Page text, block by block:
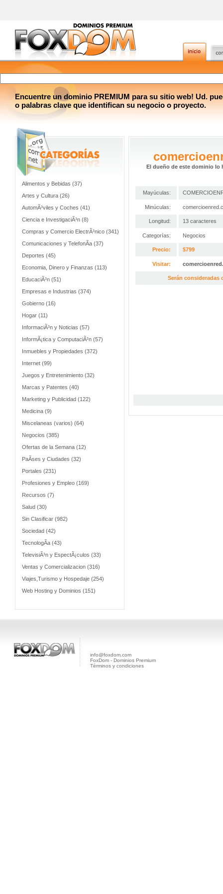
Encuentre un dominio PREMIUM para su sitio web! Ud.
o palabras clave que identifican su negocio o proyecto.
Alimentos y Bebidas (37)
Artes y Cultura (26)
AutomÃ³viles y Coches (41)
Ciencia e InvestigaciÃ³n (8)
Compras y Comercio ElectrÃ³nico (341)
Comunicaciones y TelefonÃ­a (37)
Deportes (45)
Economia, Dinero y Finanzas (113)
EducaciÃ³n (51)
Empresas e Industrias (374)
Gobierno (16)
Hogar (11)
InformaciÃ³n y Noticias (57)
InformÃ¡tica y ComputaciÃ³n (57)
Inmuebles y Propiedades (372)
Internet (99)
Juegos y Entretenimiento (32)
Marcas y Patentes (40)
Marketing y Publicidad (122)
Medicina (9)
Miscelaneas (varios) (64)
Negocios (385)
Ofertas de la Semana (12)
PaÃ­ses y Ciudades (32)
Portales (231)
Profesiones y Empleo (169)
Recursos (7)
Salud (30)
Sin Clasificar (982)
Sociedad (42)
TecnologÃ­a (43)
TelevisiÃ³n y EspectÃ¡culos (33)
Ventas y Comercializacion (316)
Viajes,Turismo y Hospedaje (254)
Web Hosting y Dominios (151)
El dueño de este dominio lo
Mayúculas:
Minúculas:
Longitud: 13 caracteres
Categorías: Negocios
Precio: $799
Visitar:
Serán consideradas
info@foxdom.com
FoxDom - Dominios Premium
Términos y condiciones